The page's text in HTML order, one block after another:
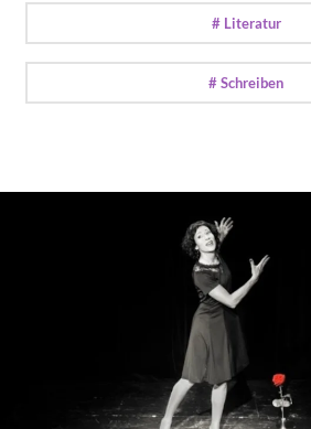
# Literatur
# Schreiben